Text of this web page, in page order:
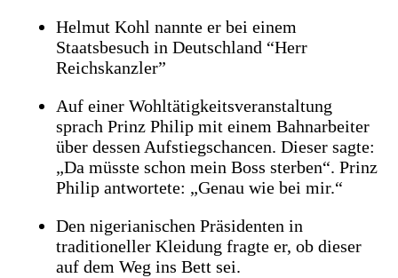
Helmut Kohl nannte er bei einem
Staatsbesuch in Deutschland “Herr
Reichskanzler”
Auf einer Wohltätigkeitsveranstaltung
sprach Prinz Philip mit einem Bahnarbeiter
über dessen Aufstiegschancen. Dieser sagte:
„Da müsste schon mein Boss sterben“. Prinz
Philip antwortete: „Genau wie bei mir.“
Den nigerianischen Präsidenten in
traditioneller Kleidung fragte er, ob dieser
auf dem Weg ins Bett sei.